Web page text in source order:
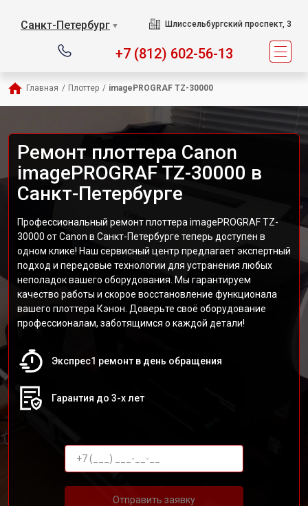
Санкт-Петербург ▼ Шлиссельбургский проспект, 3
+7 (812) 602-56-13
Главная / Плоттер / imagePROGRAF TZ-30000
Ремонт плоттера Canon
imagePROGRAF TZ-30000 в
Санкт-Петербурге
Профессиональный ремонт плоттера imagePROGRAF TZ-
30000 от Canon в Санкт-Петербурге теперь доступен в
одном клике! Наш сервисный центр предлагает экспертный
подход и передовые технологии для устранения любых
неполадок вашего оборудования. Мы гарантируем
качество работы и скорое восстановление функционала
вашего плоттера Кэнон. Доверьте своё оборудование
профессионалам, заботящимся о каждой детали!
Экспрес1 ремонт в день обращения
Гарантия до 3-х лет
Отправить заявку